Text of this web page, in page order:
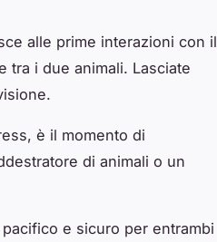
alle prime interazioni con il
tra i due animali. Lasciate
è il momento di
di animali o un
e sicuro per entrambi